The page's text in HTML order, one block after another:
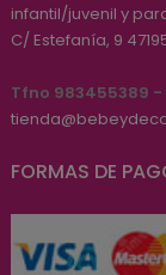
infantil/juvenil y
C/ Estefanía, 9
Tfno 983455389
FORMAS DE